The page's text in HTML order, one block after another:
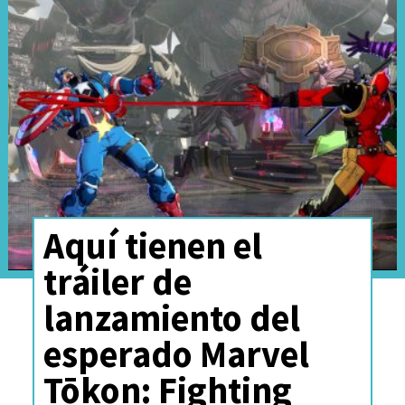
mejor definición para estos
héroes, la verdadera Primera
Familia de Marvel.
Ver esta publicación en Instagram
Aquí tienen el
tráiler de
lanzamiento del
esperado Marvel
Tōkon: Fighting